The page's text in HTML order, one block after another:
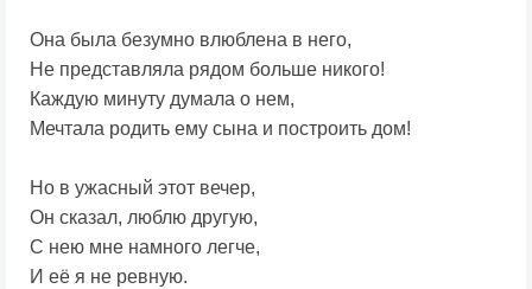
Она была безумно влюблена в него,
Не представляла рядом больше никого!
Каждую минуту думала о нем,
Мечтала родить ему сына и построить дом!
Но в ужасный этот вечер,
Он сказал, люблю другую,
С нею мне намного легче,
И её я не ревную.